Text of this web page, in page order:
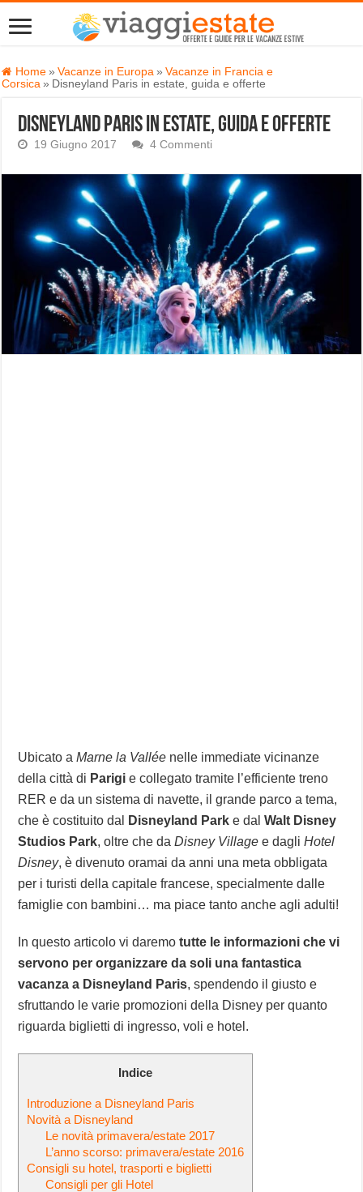
Home » Vacanze in Europa » Vacanze in Francia e
Corsica » Disneyland Paris in estate, guida e offerte
Disneyland Paris in estate, guida e offerte
19 Giugno 2017 4 Commenti
Ubicato aMarne la Vallée nelle immediate vicinanze
della città di Parigi e collegato tramite l’efficiente treno
RER e da un sistema di navette, il grande parco a tema,
che è costituito dal
Disneyland Park e dalWalt Disney
Studios Park, oltre che daDisney Village e dagliHotel
Disney, è divenuto oramai da anni una meta obbligata
per i turisti della capitale francese, specialmente dalle
famiglie con bambini… ma piace tanto anche agli adulti!
In questo articolo vi daremotutte le informazioni che vi
servono per organizzare da soli una fantastica
vacanza a Disneyland Paris, spendendo il giusto e
sfruttando le varie promozioni della Disney per quanto
riguarda biglietti di ingresso, voli e hotel.
Indice
Introduzione a Disneyland Paris
Novità a Disneyland
Le novità primavera/estate 2017
L’anno scorso: primavera/estate 2016
Consigli su hotel, trasporti e biglietti
Consigli per gli Hotel